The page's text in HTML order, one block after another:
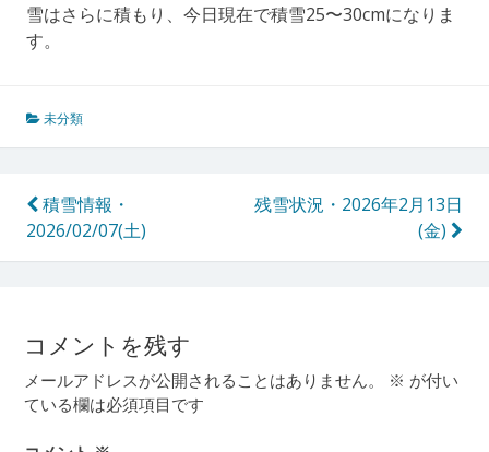
雪はさらに積もり、今日現在で積雪25〜30cmになりま
す。
未分類
投
稿
ゲ
ー
シ
積雪情報・
2026/02/07(土)
残雪状況・2026年2月13日
(金)
コメントを残す
メールアドレスが公開されることはありません。 ※ が付い
ている欄は必須項目です